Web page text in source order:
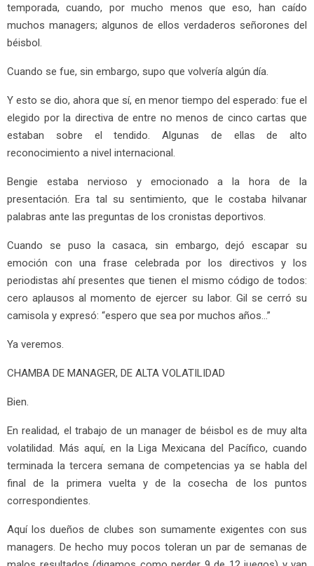
temporada, cuando, por mucho menos que eso, han caído
muchos managers; algunos de ellos verdaderos señorones del
béisbol.
Cuando se fue, sin embargo, supo que volvería algún día.
Y esto se dio, ahora que sí, en menor tiempo del esperado: fue el
elegido por la directiva de entre no menos de cinco cartas que
estaban sobre el tendido. Algunas de ellas de alto
reconocimiento a nivel internacional.
Bengie estaba nervioso y emocionado a la hora de la
presentación. Era tal su sentimiento, que le costaba hilvanar
palabras ante las preguntas de los cronistas deportivos.
Cuando se puso la casaca, sin embargo, dejó escapar su
emoción con una frase celebrada por los directivos y los
periodistas ahí presentes que tienen el mismo código de todos:
cero aplausos al momento de ejercer su labor. Gil se cerró su
camisola y expresó: “espero que sea por muchos años…”
Ya veremos.
CHAMBA DE MANAGER, DE ALTA VOLATILIDAD
Bien.
En realidad, el trabajo de un manager de béisbol es de muy alta
volatilidad. Más aquí, en la Liga Mexicana del Pacífico, cuando
terminada la tercera semana de competencias ya se habla del
final de la primera vuelta y de la cosecha de los puntos
correspondientes.
Aquí los dueños de clubes son sumamente exigentes con sus
managers. De hecho muy pocos toleran un par de semanas de